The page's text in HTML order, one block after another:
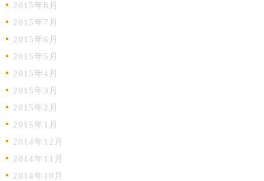
2015年8月
2015年7月
2015年6月
2015年5月
2015年4月
2015年3月
2015年2月
2015年1月
2014年12月
2014年11月
2014年10月